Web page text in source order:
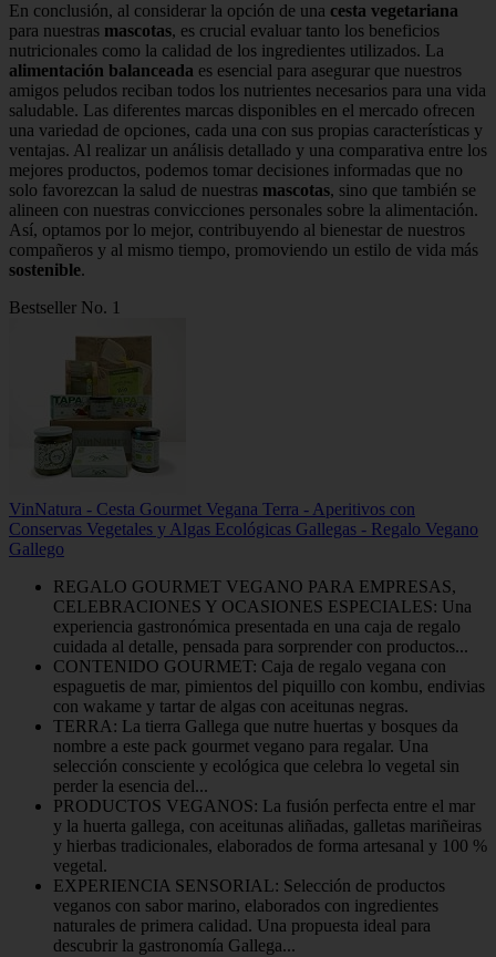
En conclusión, al considerar la opción de una cesta vegetariana
para nuestras mascotas, es crucial evaluar tanto los beneficios
nutricionales como la calidad de los ingredientes utilizados. La
alimentación balanceada es esencial para asegurar que nuestros
amigos peludos reciban todos los nutrientes necesarios para una vida
saludable. Las diferentes marcas disponibles en el mercado ofrecen
una variedad de opciones, cada una con sus propias características y
ventajas. Al realizar un análisis detallado y una comparativa entre los
mejores productos, podemos tomar decisiones informadas que no
solo favorezcan la salud de nuestras mascotas, sino que también se
alineen con nuestras convicciones personales sobre la alimentación.
Así, optamos por lo mejor, contribuyendo al bienestar de nuestros
compañeros y al mismo tiempo, promoviendo un estilo de vida más
sostenible.
Bestseller No. 1
VinNatura - Cesta Gourmet Vegana Terra - Aperitivos con
Conservas Vegetales y Algas Ecológicas Gallegas - Regalo Vegano
Gallego
REGALO GOURMET VEGANO PARA EMPRESAS,
CELEBRACIONES Y OCASIONES ESPECIALES: Una
experiencia gastronómica presentada en una caja de regalo
cuidada al detalle, pensada para sorprender con productos...
CONTENIDO GOURMET: Caja de regalo vegana con
espaguetis de mar, pimientos del piquillo con kombu, endivias
con wakame y tartar de algas con aceitunas negras.
TERRA: La tierra Gallega que nutre huertas y bosques da
nombre a este pack gourmet vegano para regalar. Una
selección consciente y ecológica que celebra lo vegetal sin
perder la esencia del...
PRODUCTOS VEGANOS: La fusión perfecta entre el mar
y la huerta gallega, con aceitunas aliñadas, galletas mariñeiras
y hierbas tradicionales, elaborados de forma artesanal y 100 %
vegetal.
EXPERIENCIA SENSORIAL: Selección de productos
veganos con sabor marino, elaborados con ingredientes
naturales de primera calidad. Una propuesta ideal para
descubrir la gastronomía Gallega...